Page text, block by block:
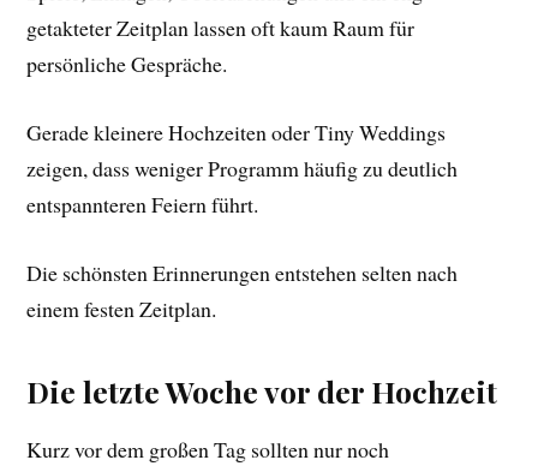
getakteter Zeitplan lassen oft kaum Raum für
persönliche Gespräche.
Gerade kleinere Hochzeiten oder Tiny Weddings
zeigen, dass weniger Programm häufig zu deutlich
entspannteren Feiern führt.
Die schönsten Erinnerungen entstehen selten nach
einem festen Zeitplan.
Die letzte Woche vor der Hochzeit
Kurz vor dem großen Tag sollten nur noch